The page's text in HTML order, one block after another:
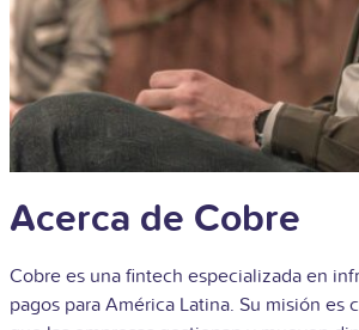
Acerca de Cobre
Cobre es una fintech especializada en
pagos para América Latina. Su misión es